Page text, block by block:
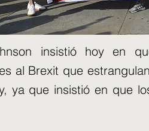
insistió hoy en
al Brexit que
ya que insistió en que